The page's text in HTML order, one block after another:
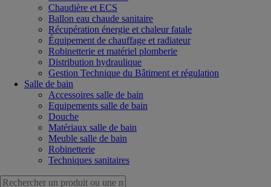
Chaudière et ECS
Ballon eau chaude sanitaire
Récupération énergie et chaleur fatale
Équipement de chauffage et radiateur
Robinetterie et matériel plomberie
Distribution hydraulique
Gestion Technique du Bâtiment et régulation
Salle de bain
Accessoires salle de bain
Equipements salle de bain
Douche
Matériaux salle de bain
Meuble salle de bain
Robinetterie
Techniques sanitaires